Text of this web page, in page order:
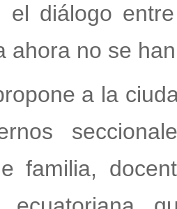
el diálogo
ahora no se
a la
familia,